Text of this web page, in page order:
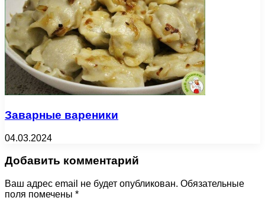
Заварные вареники
04.03.2024
Добавить комментарий
Ваш адрес email не будет опубликован. Обязательные
поля помечены *